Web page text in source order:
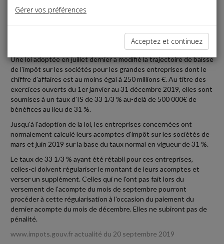
Fiscal TPE
ACOMPTES D'IMPÔT SUR LES SOCIÉTÉS
Une loi adoptée en juillet dernier a modifié la trajectoire de baisse
de l'impôt sur les sociétés pour les grandes entreprises dont le
chiffre d'affaires est au moins égal à 250 millions €. Au titre des
exercices ouverts du 1er janvier au 31 décembre 2019, elles sont
soumises à un taux d'IS de 33 1/3 % au-delà de 500 000€ de
bénéfices au lieu de 31 %.
Jusqu'à l'adoption de la loi, les entreprises concernées ont
normalement calculé leurs acomptes d'impôt sur les sociétés de
mars et juin 2019 sur la base du taux normal en vigueur de 31 %.
Le taux de 33 1/3 % ayant été rétabli pour ces entreprises,
celles-ci doivent régulariser le montant de leurs acomptes et
verser un supplément. Celles qui ne l'ont pas fait lors du
versement de l'acompte du mois de septembre pourront
procéder à cette régularisation à l'occasion du paiement du
dernier acompte du mois de décembre. Elles ne subiront pas de
pénalité.
www.impots.gouv.fr actualité du 20 septembre 2019
Gérer vos préférences
Acceptez et continuez